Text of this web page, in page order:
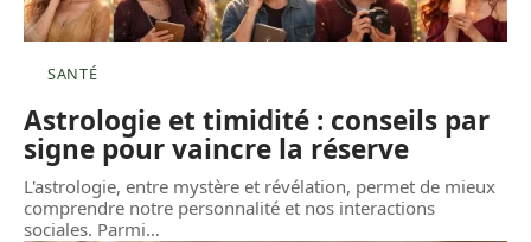
SANTÉ
Astrologie et timidité : conseils par
signe pour vaincre la réserve
L'astrologie, entre mystère et révélation, permet de mieux
comprendre notre personnalité et nos interactions
sociales. Parmi…